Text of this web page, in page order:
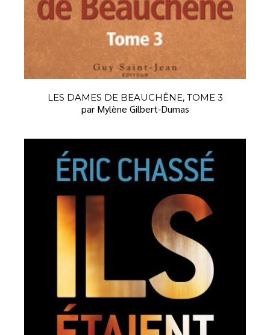
LES DAMES DE BEAUCHÊNE, TOME 3
par Mylène Gilbert-Dumas